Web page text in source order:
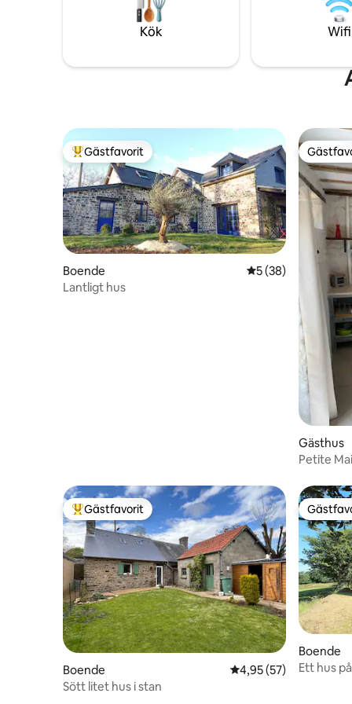
omger
Kök Wifi
Populär gästfavorit
Gästfavorit
Boende 5 av 5 i
5 (38)
Lantligt hus
Gästhus
Petite
Populär gästfavorit
Gästfavorit
Boende 4,95 av 5 i
4,95 (57)
Sött litet hus i stan
Boende
Ett hus